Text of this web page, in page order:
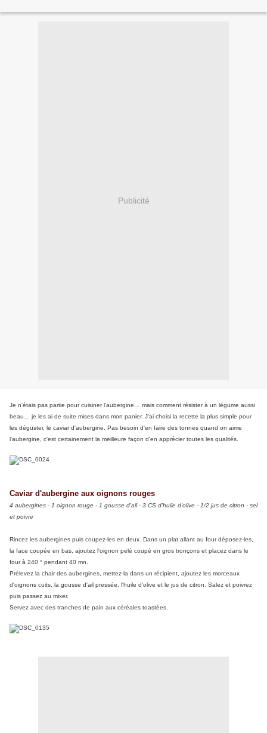
Publicité
Je n'étais pas partie pour cuisiner l'aubergine… mais comment résister à un légume aussi
beau… je les ai de suite mises dans mon panier. J'ai choisi la recette la plus simple pour
les déguster, le caviar d'aubergine. Pas besoin d'en faire des tonnes quand on aime
l'aubergine, c'est certainement la meilleure façon d'en apprécier toutes les qualités.
Caviar d'aubergine aux oignons rouges
4 aubergines - 1 oignon rouge - 1 gousse d'ail - 3 CS d'huile d'olive - 1/2 jus de citron - sel
et poivre
Rincez les aubergines puis coupez-les en deux. Dans un plat allant au four déposez-les,
la face coupée en bas, ajoutez l'oignon pelé coupé en gros tronçons et placez dans le
four à 240 ° pendant 40 mn.
Prélevez la chair des aubergines, mettez-la dans un récipient, ajoutez les morceaux
d'oignons cuits, la gousse d'ail pressée, l'huile d'olive et le jus de citron. Salez et poivrez
puis passez au mixer.
Servez avec des tranches de pain aux céréales toastées.